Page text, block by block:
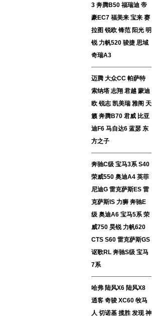
3 奔腾B50 福瑞迪 帝
豪EC7 福美来 宝来 赛
拉图 锐欧 锋范 阳光 明
锐 力帆520 骏捷 思域
奇瑞A3
迈腾 大众CC 帕萨特
索纳塔 志翔 君越 蒙迪
欧 锐志 凯美瑞 雅阁 天
籁 奔腾B70 君威 比亚
迪F6 马自达6 蓝瑟 东
方之子
奔驰C级 宝马3系 S40
荣威550 奥迪A4 英菲
尼迪G 雷克萨斯ES 雷
克萨斯IS 力狮 奔驰E
级 奥迪A6 宝马5系 荣
威750 昊锐 力帆620
CTS S60 雷克萨斯GS
讴歌RL 奔驰S级 宝马
7系
哈弗 陆风X6 陆风X8
逍客 奇骏 XC60 牧马
人 切诺基 揽胜 发现 神